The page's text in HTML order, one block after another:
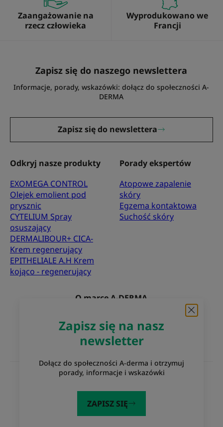
Zapisz się na nasz
newsletter
Dołącz do społeczności A-derma i otrzymuj
porady, informacje i wskazówki
ZAPISZ SIĘ
Zaangażowanie na
rzecz człowieka
Wyprodukowano we
Francji
Zapisz się do naszego newslettera
Informacje, porady, wskazówki: dołącz do społeczności A-
DERMA
Zapisz się do newslettera
Odkryj nasze produkty
EXOMEGA CONTROL
Olejek emolient pod
prysznic
CYTELIUM Spray
osuszający
DERMALIBOUR+ CICA-
Krem regenerujący
EPITHELIALE A.H Krem
kojąco - regenerujący
Porady ekspertów
Atopowe zapalenie
skóry
Egzema kontaktowa
Suchość skóry
O marce A-DERMA
Najczęściej zadawane pytania
Eczema FoundationLaboratoria Pierre Fabre
Dermaweb